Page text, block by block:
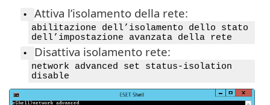
• Attiva l’isolamento della rete:
abilitazione dell’isolamento dello stato
dell’impostazione avanzata della rete
•
Disattiva isolamento rete:
network advanced set status-isolation
disable